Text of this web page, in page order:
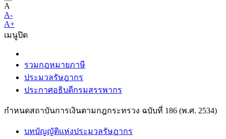
A
A-
A+
เมนูปิด
รวมกฎหมายภาษี
ประมวลรัษฎากร
ประกาศอธิบดีกรมสรรพากร
กำหนดสถาบันการเงินตามกฎกระทรวง ฉบับที่ 186 (พ.ศ. 2534)
บทบัญญัติแห่งประมวลรัษฎากร